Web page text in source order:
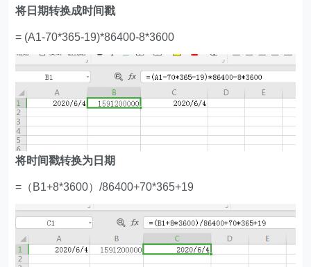
将日期转换成时间戳
= (A1-70*365-19)*86400-8*3600
将时间戳转换为日期
=（B1+8*3600）/86400+70*365+19